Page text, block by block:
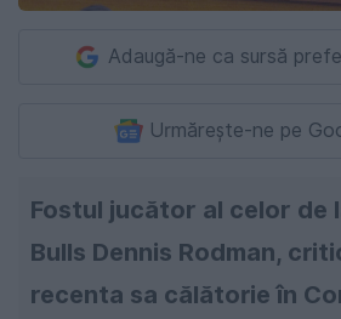
Adaugă-ne ca sursă
Urmărește-ne pe
Fostul jucător al celor de
Bulls Dennis Rodman,
recenta sa călătorie în